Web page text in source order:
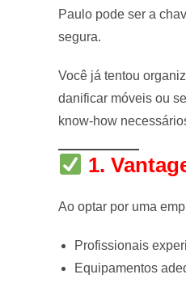
Paulo pode ser a
segura.
Você já tentou
danificar móveis ou
know-how
1.
Ao optar por uma
Profissionais
Equipamentos